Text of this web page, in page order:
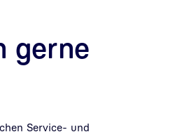
gerne
Service- und